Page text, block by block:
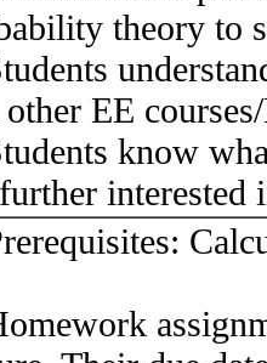
theory to
EE
know